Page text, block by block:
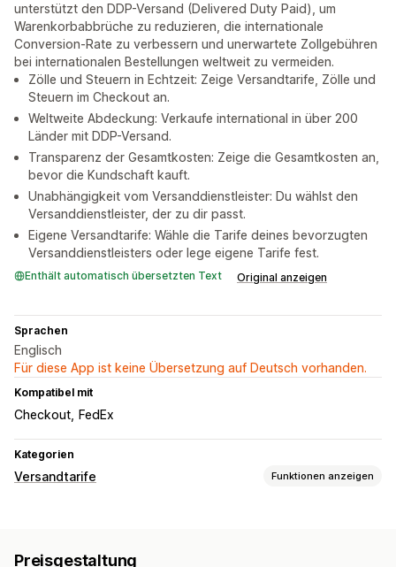
unterstützt den DDP-Versand (Delivered Duty Paid), um
Warenkorbabbrüche zu reduzieren, die internationale
Conversion-Rate zu verbessern und unerwartete Zollgebühren
bei internationalen Bestellungen weltweit zu vermeiden.
Zölle und Steuern in Echtzeit: Zeige Versandtarife, Zölle und
Steuern im Checkout an.
Weltweite Abdeckung: Verkaufe international in über 200
Länder mit DDP-Versand.
Transparenz der Gesamtkosten: Zeige die Gesamtkosten an,
bevor die Kundschaft kauft.
Unabhängigkeit vom Versanddienstleister: Du wählst den
Versanddienstleister, der zu dir passt.
Eigene Versandtarife: Wähle die Tarife deines bevorzugten
Versanddienstleisters oder lege eigene Tarife fest.
Enthält automatisch übersetzten Text Original anzeigen
Sprachen
Englisch
Für diese App ist keine Übersetzung auf Deutsch vorhanden.
Kompatibel mit
Checkout FedEx
Kategorien
Versandtarife Funktionen anzeigen
PLZ/Postleitzahl
Preisgestaltung